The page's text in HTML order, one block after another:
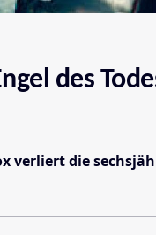
des
verliert die